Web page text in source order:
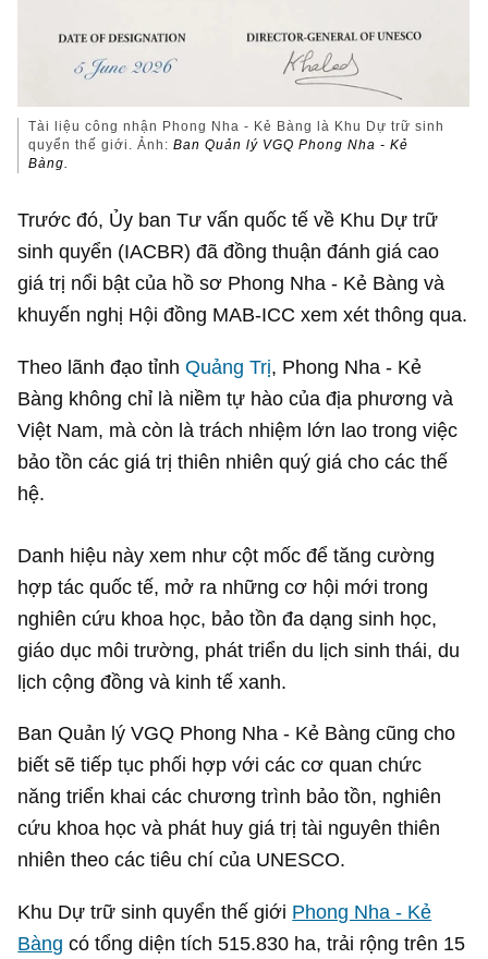
Tài liệu công nhận Phong Nha - Kẻ Bàng là Khu Dự trữ sinh
quyển thế giới. Ảnh:Ban Quản lý VGQ Phong Nha - Kẻ
Bàng.
Trước đó, Ủy ban Tư vấn quốc tế về Khu Dự trữ
sinh quyển (IACBR) đã đồng thuận đánh giá cao
giá trị nổi bật của hồ sơ Phong Nha - Kẻ Bàng và
khuyến nghị Hội đồng MAB-ICC xem xét thông qua.
Theo lãnh đạo tỉnhQuảng Trị, Phong Nha - Kẻ
Bàng không chỉ là niềm tự hào của địa phương và
Việt Nam, mà còn là trách nhiệm lớn lao trong việc
bảo tồn các giá trị thiên nhiên quý giá cho các thế
hệ.
Danh hiệu này xem như cột mốc để tăng cường
hợp tác quốc tế, mở ra những cơ hội mới trong
nghiên cứu khoa học, bảo tồn đa dạng sinh học,
giáo dục môi trường, phát triển du lịch sinh thái, du
lịch cộng đồng và kinh tế xanh.
Ban Quản lý VGQ Phong Nha - Kẻ Bàng cũng cho
biết sẽ tiếp tục phối hợp với các cơ quan chức
năng triển khai các chương trình bảo tồn, nghiên
cứu khoa học và phát huy giá trị tài nguyên thiên
nhiên theo các tiêu chí của UNESCO.
Khu Dự trữ sinh quyển thế giới Phong Nha - Kẻ
Bàng có tổng diện tích 515.830 ha, trải rộng trên 15